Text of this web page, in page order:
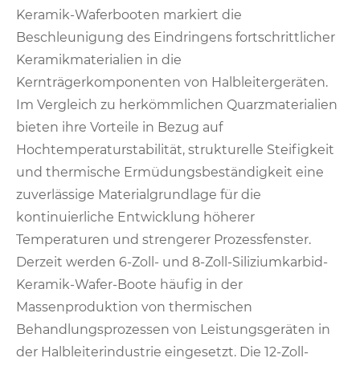
Keramik-Waferbooten markiert die
Beschleunigung des Eindringens fortschrittlicher
Keramikmaterialien in die
Kernträgerkomponenten von Halbleitergeräten.
Im Vergleich zu herkömmlichen Quarzmaterialien
bieten ihre Vorteile in Bezug auf
Hochtemperaturstabilität, strukturelle Steifigkeit
und thermische Ermüdungsbeständigkeit eine
zuverlässige Materialgrundlage für die
kontinuierliche Entwicklung höherer
Temperaturen und strengerer Prozessfenster.
Derzeit werden 6-Zoll- und 8-Zoll-Siliziumkarbid-
Keramik-Wafer-Boote häufig in der
Massenproduktion von thermischen
Behandlungsprozessen von Leistungsgeräten in
der Halbleiterindustrie eingesetzt. Die 12-Zoll-